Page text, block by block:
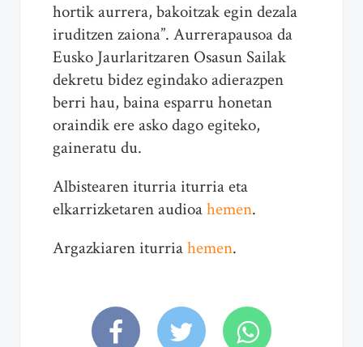
hortik aurrera, bakoitzak egin dezala
iruditzen zaiona”. Aurrerapausoa da
Eusko Jaurlaritzaren Osasun Sailak
dekretu bidez egindako adierazpen
berri hau, baina esparru honetan
oraindik ere asko dago egiteko,
gaineratu du.
Albistearen iturria iturria eta
elkarrizketaren audioahemen.
Argazkiaren iturriahemen.